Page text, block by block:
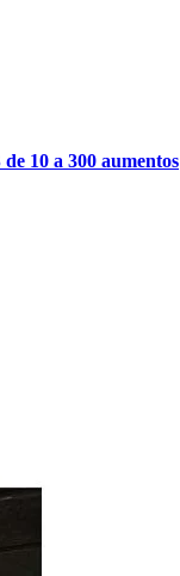
10 a 300 aumentos